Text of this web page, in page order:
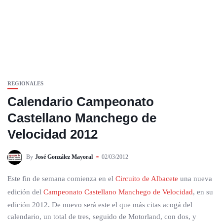
REGIONALES
Calendario Campeonato
Castellano Manchego de
Velocidad 2012
By José González Mayoral 02/03/2012
Este fin de semana comienza en el Circuito de Albacete una nueva
edición del Campeonato Castellano Manchego de Velocidad, en su
edición 2012. De nuevo será este el que más citas acogá del
calendario, un total de tres, seguido de Motorland, con dos, y